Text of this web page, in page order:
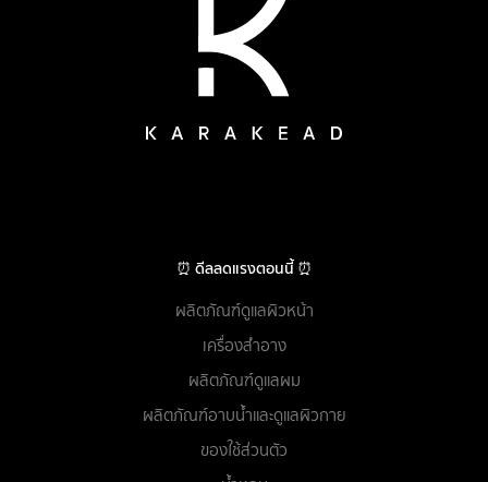
⏰ ดีลลดแรงตอนนี้ ⏰
ผลิตภัณฑ์ดูแลผิวหน้า
เครื่องสำอาง
ผลิตภัณฑ์ดูแลผม
ผลิตภัณฑ์อาบน้ำและดูแลผิวกาย
ของใช้ส่วนตัว